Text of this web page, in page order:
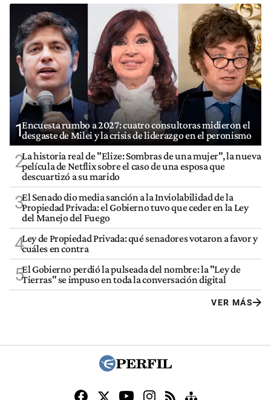
1Encuesta rumbo a 2027: cuatro consultoras midieron el
desgaste de Milei y la crisis de liderazgo en el peronismo
2La historia real de "Elize: Sombras de una mujer", la nueva
película de Netflix sobre el caso de una esposa que
descuartizó a su marido
3El Senado dio media sanción a la Inviolabilidad de la
Propiedad Privada: el Gobierno tuvo que ceder en la Ley
del Manejo del Fuego
4Ley de Propiedad Privada: qué senadores votaron a favor y
cuáles en contra
5El Gobierno perdió la pulseada del nombre: la "Ley de
Tierras" se impuso en toda la conversación digital
VER MÁS